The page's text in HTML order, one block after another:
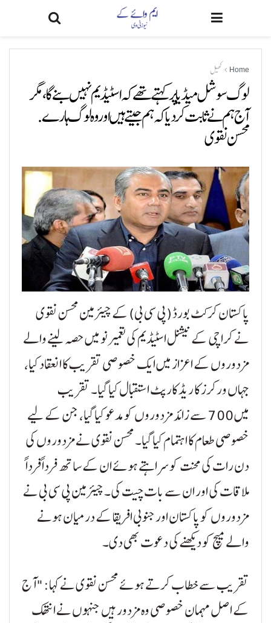
Home کھیل
لوگ سوشل میڈیا پر کہتے تھے کہ اسٹیڈیم نہیں بنے گا، مگر
آج ہم نے ثابت کر دیا کہ ہم جیتے ہیں اور وہ لوگ ہارے.
محسن نقوی
پاکستان کرکٹ بورڈ (پی سی بی) کے چیئرمین محسن نقوی
نے کراچی کے نیشنل اسٹیڈیم کی تعمیر نو میں حصہ لینے والے
مزدوروں کے اعزاز میں ایک خصوصی تقریب کا انعقاد کیا،
جہاں ورکرز کا ریڈ کارپٹ استقبال کیا گیا۔ تقریب
میں 700 سے زائد مزدوروں کو مدعو کیا گیا، جن کے لیے
خصوصی طعام کا اہتمام کیا گیا۔ محسن نقوی نے مزدوروں کی
دن رات کی محنت کو سراہتے ہوئے ان کے ساتھ فرداً فرداً
ملاقات کی اور ان سے بات چیت کی۔ چیئرمین پی سی بی نے
مزدوروں کو پاکستان اور جنوبی افریقا کے درمیان ہونے
والے میچ کو دیکھنے کی دعوت بھی دی۔
تقریب سے خطاب کرتے ہوئے محسن نقوی نے کہا: "آج
کے اصل مہمان خصوصی وہ مزدور ہیں جنہوں نے انتھک